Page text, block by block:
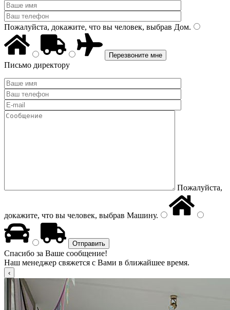
Пожалуйста, докажите, что вы человек, выбрав Дом.
Письмо директору
Пожалуйста,
докажите, что вы человек, выбрав Машину.
Спасибо за Ваше сообщение!
Наш менеджер свяжется с Вами в ближайшее время.